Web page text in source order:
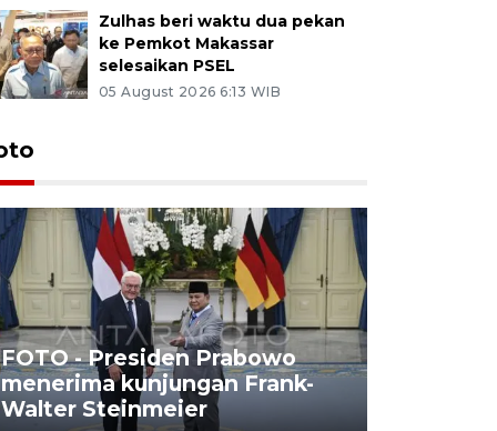
Zulhas beri waktu dua pekan
ke Pemkot Makassar
selesaikan PSEL
05 August 2026 6:13 WIB
FOTO - Presiden Prabowo
menerima kunjungan Frank-
Walter Steinmeier